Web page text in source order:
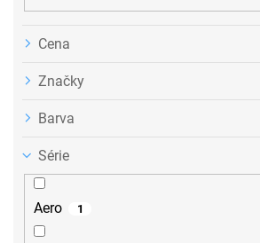
Cena
Značky
Barva
Série
Aero 1